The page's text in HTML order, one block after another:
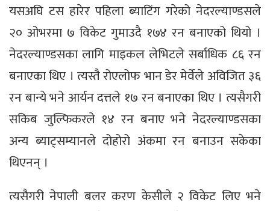
यसअघि टस हारेर पहिला ब्याटिंग गरेको नेदरल्याण्डसले
२० ओभरमा ७ विकेट गुमाउदै १७४ रन बनाएको थियो ।
नेदरल्याण्डसका लागि माइकल लेभिटले सर्बाधिक ८६ रन
बनाएका थिए । त्यस्तै रोएलोफ भान डेर मेर्वेले अविजित ३६
रन बान्ये भने आर्यन दत्तले १७ रन बनाएका थिए । त्यसैगरी
सकिब जुल्फिकरले १४ रन बनाए भने नेदरल्याण्डसका
अन्य ब्याट्सम्यानले दोहोरो अंकमा रन बनाउन सकेका
थिएनन् ।
त्यसैगरी नेपाली बलर करण केसीले २ विकेट लिए भने